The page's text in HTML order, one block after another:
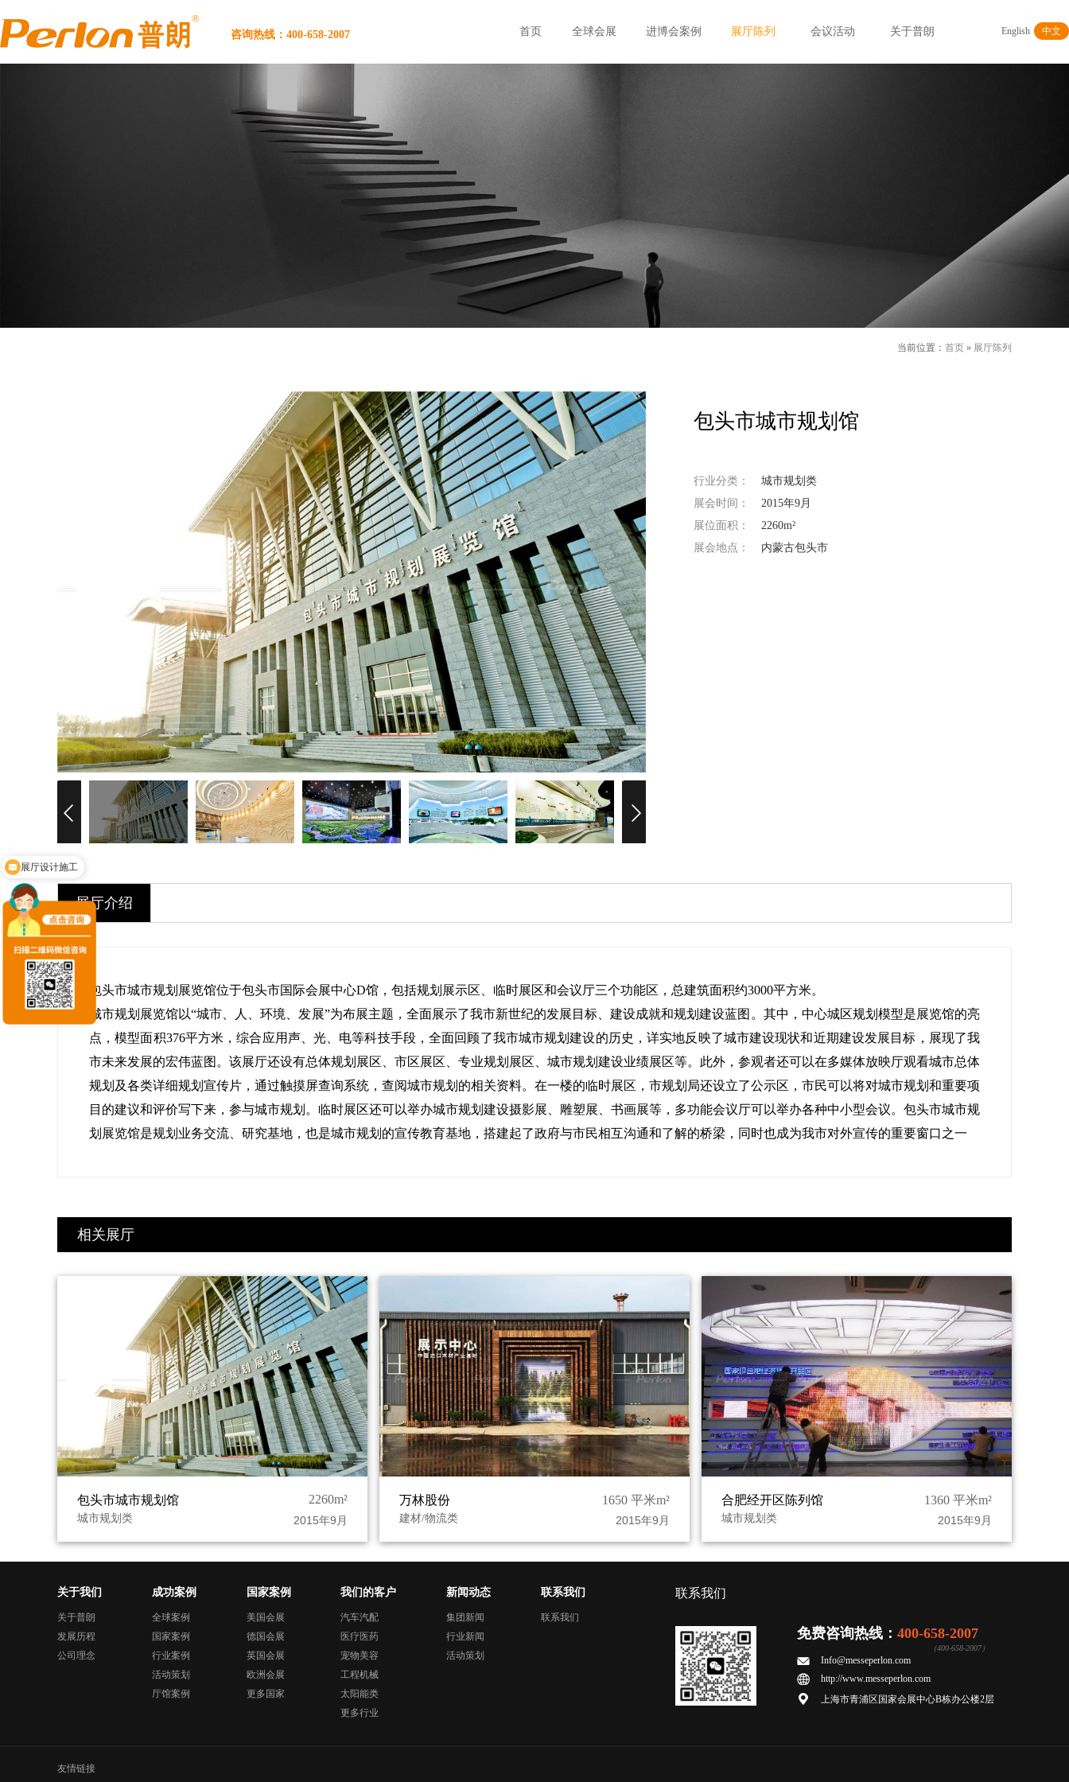
咨询热线：400-658-2007 English 中文
首页 全球会展 进博会案例 展厅陈列 会议活动 关于普朗
当前位置： 首页 » 展厅陈列
包头市城市规划馆
行业分类：
城市规划类
展会时间：
2015年9月
展位面积：
2260m²
展会地点：
内蒙古包头市
展厅介绍
包头市城市规划展览馆位于包头市国际会展中心D馆，包括规划展示区、临时展区和会议厅三个功能区，总建筑面积约3000平方米。
城市规划展览馆以“城市、人、环境、发展”为布展主题，全面展示了我市新世纪的发展目标、建设成就和规划建设蓝图。其中，中心城区规划模型是展览馆的亮
点，模型面积376平方米，综合应用声、光、电等科技手段，全面回顾了我市城市规划建设的历史，详实地反映了城市建设现状和近期建设发展目标，展现了我
市未来发展的宏伟蓝图。该展厅还设有总体规划展区、市区展区、专业规划展区、城市规划建设业绩展区等。此外，参观者还可以在多媒体放映厅观看城市总体
规划及各类详细规划宣传片，通过触摸屏查询系统，查阅城市规划的相关资料。在一楼的临时展区，市规划局还设立了公示区，市民可以将对城市规划和重要项
目的建议和评价写下来，参与城市规划。临时展区还可以举办城市规划建设摄影展、雕塑展、书画展等，多功能会议厅可以举办各种中小型会议。包头市城市规
划展览馆是规划业务交流、研究基地，也是城市规划的宣传教育基地，搭建起了政府与市民相互沟通和了解的桥梁，同时也成为我市对外宣传的重要窗口之一
相关展厅
包头市城市规划馆 2260m²
城市规划类 2015年9月
万林股份 1650 平米m²
建材/物流类 2015年9月
合肥经开区陈列馆 1360 平米m²
城市规划类 2015年9月
关于我们
关于普朗
发展历程
公司理念
成功案例
全球案例
国家案例
行业案例
活动策划
厅馆案例
国家案例
美国会展
德国会展
英国会展
欧洲会展
更多国家
我们的客户
汽车汽配
医疗医药
宠物美容
工程机械
太阳能类
更多行业
新闻动态
集团新闻
行业新闻
活动策划
联系我们
联系我们
联系我们
免费咨询热线： 400-658-2007
（400-658-2007）
Info@messeperlon.com
http://www.messeperlon.com
上海市青浦区国家会展中心B栋办公楼2层
友情链接
展厅设计施工